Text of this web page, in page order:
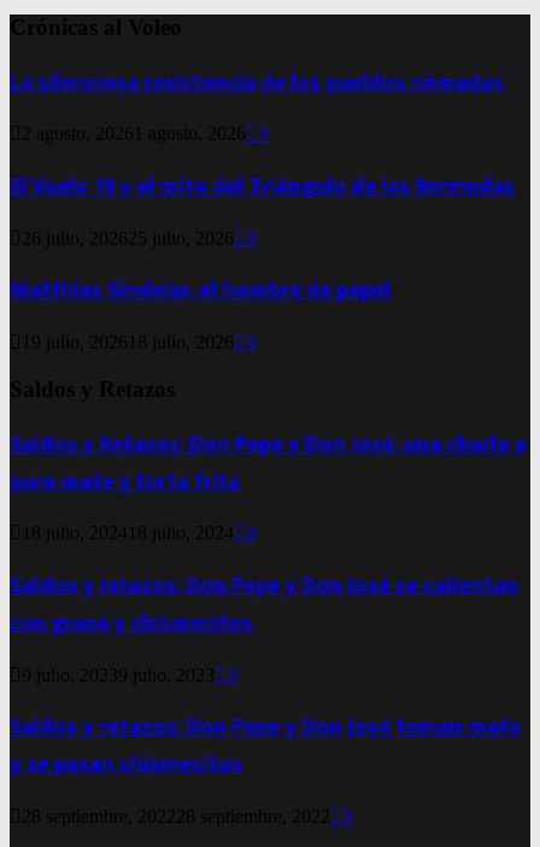
Crónicas al Voleo
La silenciosa resistencia de los pueblos nómadas
2 agosto, 2026 1 agosto, 2026 0
El Vuelo 19 y el mito del Triángulo de las Bermudas
26 julio, 2026 25 julio, 2026 0
Matthias Sindelar, el hombre de papel
19 julio, 2026 18 julio, 2026 0
Saldos y Retazos
Saldos y Retazos: Don Pepe y Don José, una charla a
puro mate y torta frita
18 julio, 2024 18 julio, 2024 0
Saldos y retazos: Don Pepe y Don José se calientan
con grapa y chismecitos
9 julio, 20239 julio, 2023 0
Saldos y retazos: Don Pepe y Don José toman mate
y se pasan chismecitos
28 septiembre, 2022 28 septiembre, 2022 0